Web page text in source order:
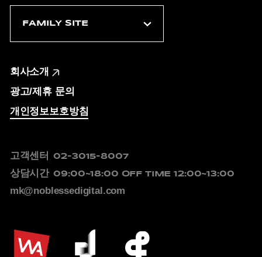
회사소개
광고/제휴 문의
개인정보보호방침
고객센터 02-3015-8007
상담시간 09:00~18:00 OFF TIME 12:00~13:00
mk@noblessedigital.com